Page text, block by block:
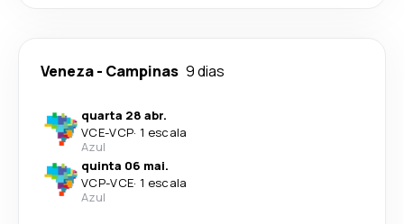
Veneza- Campinas 9 dias
quarta 28 abr.
VCE-VCP· 1 escala
Azul
quinta 06 mai.
VCP-VCE· 1 escala
Azul